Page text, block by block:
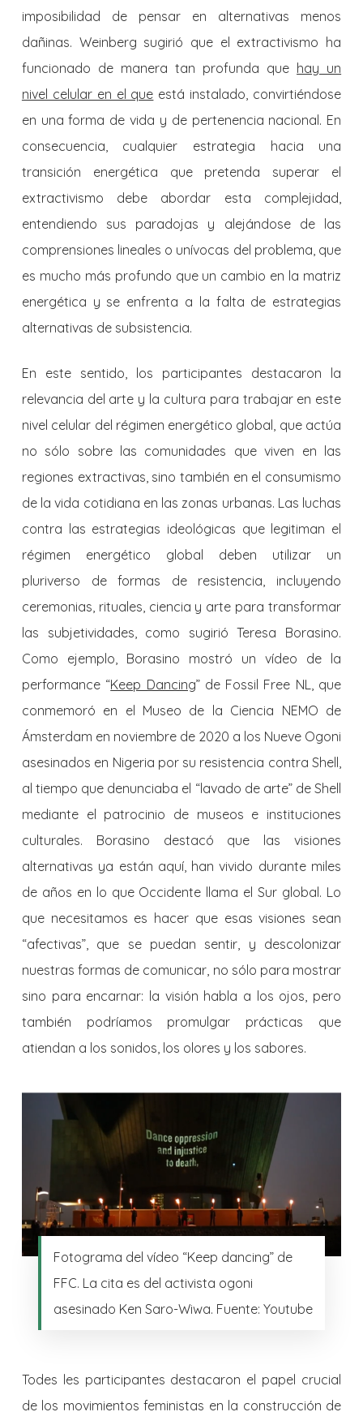
imposibilidad de pensar en alternativas menos
dañinas. Weinberg sugirió que el extractivismo ha
funcionado de manera tan profunda que hay un
nivel celular en el que está instalado, convirtiéndose
en una forma de vida y de pertenencia nacional. En
consecuencia, cualquier estrategia hacia una
transición energética que pretenda superar el
extractivismo debe abordar esta complejidad,
entendiendo sus paradojas y alejándose de las
comprensiones lineales o unívocas del problema, que
es mucho más profundo que un cambio en la matriz
energética y se enfrenta a la falta de estrategias
alternativas de subsistencia.
En este sentido, los participantes destacaron la
relevancia del arte y la cultura para trabajar en este
nivel celular del régimen energético global, que actúa
no sólo sobre las comunidades que viven en las
regiones extractivas, sino también en el consumismo
de la vida cotidiana en las zonas urbanas. Las luchas
contra las estrategias ideológicas que legitiman el
régimen energético global deben utilizar un
pluriverso de formas de resistencia, incluyendo
ceremonias, rituales, ciencia y arte para transformar
las subjetividades, como sugirió Teresa Borasino.
Como ejemplo, Borasino mostró un vídeo de la
performance “Keep Dancing” de Fossil Free NL, que
conmemoró en el Museo de la Ciencia NEMO de
Ámsterdam en noviembre de 2020 a los Nueve Ogoni
asesinados en Nigeria por su resistencia contra Shell,
al tiempo que denunciaba el “lavado de arte” de Shell
mediante el patrocinio de museos e instituciones
culturales. Borasino destacó que las visiones
alternativas ya están aquí, han vivido durante miles
de años en lo que Occidente llama el Sur global. Lo
que necesitamos es hacer que esas visiones sean
“afectivas”, que se puedan sentir, y descolonizar
nuestras formas de comunicar, no sólo para mostrar
sino para encarnar: la visión habla a los ojos, pero
también podríamos promulgar prácticas que
atiendan a los sonidos, los olores y los sabores.
Fotograma del vídeo “Keep dancing” de
FFC. La cita es del activista ogoni
asesinado Ken Saro-Wiwa. Fuente: Youtube
Todes les participantes destacaron el papel crucial
de los movimientos feministas en la construcción de